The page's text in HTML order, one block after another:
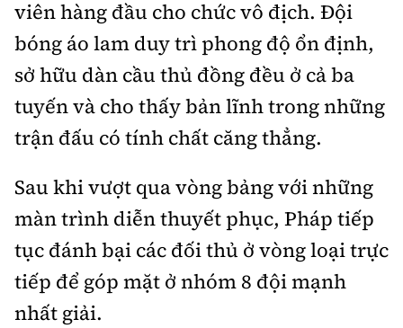
Tổng biên tập:Nguyễn Thị Hồng Nga
Phó Tổng biên tập:
Nguyễn Sơn Tùng,
Nguyễn Đức Thắng, La Đức Hùng
Hotline:
0901 514 799
Quảng cáo và Phát hành:
0915 057 282
Cấm sao chép dưới mọi hình thức nếu không có sự
chấp thuận bằng văn bản.
viên hàng đầu cho chức vô địch. Đội
bóng áo lam duy trì phong độ ổn định,
sở hữu dàn cầu thủ đồng đều ở cả ba
tuyến và cho thấy bản lĩnh trong những
trận đấu có tính chất căng thẳng.
Sau khi vượt qua vòng bảng với những
màn trình diễn thuyết phục, Pháp tiếp
tục đánh bại các đối thủ ở vòng loại trực
tiếp để góp mặt ở nhóm 8 đội mạnh
nhất giải.